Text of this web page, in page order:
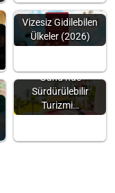
Vizesiz Gidilebilen
Ülkeler (2026)
Günü’nde
Sürdürülebilir
Turizmi…